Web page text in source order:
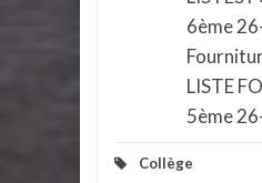
6ème
LISTE
5ème
Collège